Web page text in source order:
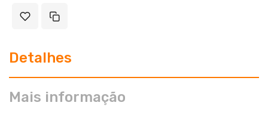
Detalhes
Mais informação